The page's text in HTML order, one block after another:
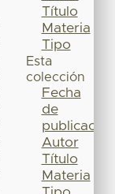
Título
Materia
Tipo
Esta
colección
Fecha
de
publicación
Autor
Título
Materia